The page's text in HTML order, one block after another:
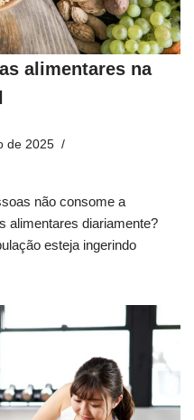
alimentares na
de 2025
não consome a
alimentares diariamente?
esteja ingerindo